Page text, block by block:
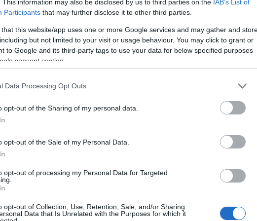
This information may also be disclosed by us to third parties on the IAB’s List of
Participants that may further disclose it to other third parties.
that this website/app uses one or more Google services and may gather and
but not limited to your visit or usage behaviour. You may click to grant or
to Google and its third-party tags to use your data for below specified purposes
consent section.
Data Processing Opt Outs
opt-out of the Sharing of my personal data.
opt-out of the Sale of my Personal Data.
opt-out of processing my Personal Data for Targeted
opt-out of Collection, Use, Retention, Sale, and/or Sharing
Data that Is Unrelated with the Purposes for which it
kanssa. Hänellä oli hotellihuoneessa
happipitoisuuden alentamiseen, jotta keho
korkeutta ja vähentämään hapen saantia.
neuvoon pidättäytyä simuloidusta korkean paikan
lukea myös